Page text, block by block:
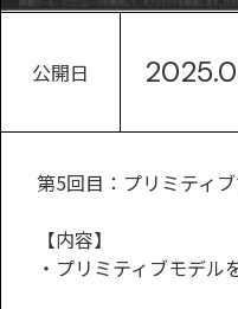
公開日
第5回目：プリミティ
【内容】
・プリミティブモデル